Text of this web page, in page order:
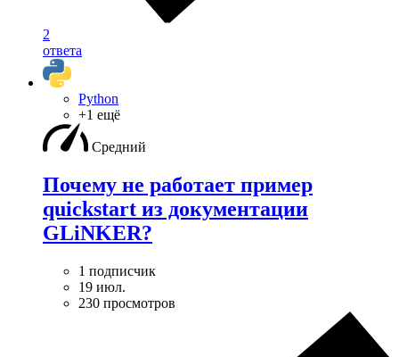
2
ответа
Python
+1 ещё
Средний
Почему не работает пример
quickstart из документации
GLiNKER?
1 подписчик
19 июл.
230 просмотров